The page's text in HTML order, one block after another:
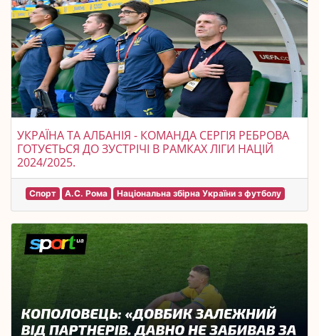
УКРАЇНА ТА АЛБАНІЯ - КОМАНДА СЕРГІЯ РЕБРОВА
ГОТУЄТЬСЯ ДО ЗУСТРІЧІ В РАМКАХ ЛІГИ НАЦІЙ
2024/2025.
Спорт А.С. Рома Національна збірна України з футболу